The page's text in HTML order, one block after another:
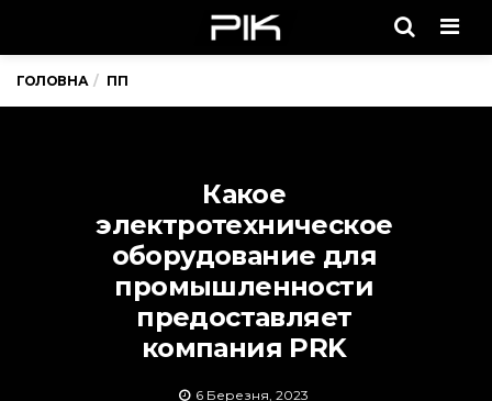
ГОЛОВНА ПП
Какое
электротехническое
оборудование для
промышленности
предоставляет
компания PRK
6 Березня, 2023